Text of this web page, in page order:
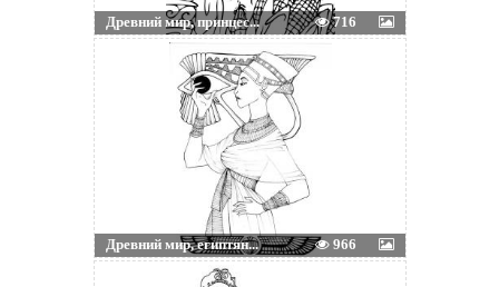
Древний мир, принцес... 716
Древний мир, египтян... 966